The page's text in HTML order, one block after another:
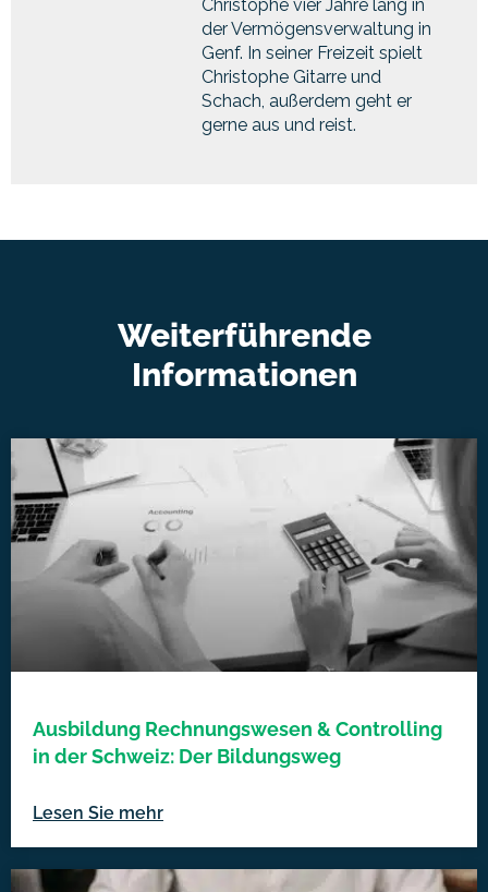
Christophe vier Jahre lang in
der Vermögensverwaltung in
Genf. In seiner Freizeit spielt
Christophe Gitarre und
Schach, außerdem geht er
gerne aus und reist.
Weiterführende
Informationen
Ausbildung Rechnungswesen & Controlling
in der Schweiz: Der Bildungsweg
Lesen Sie mehr